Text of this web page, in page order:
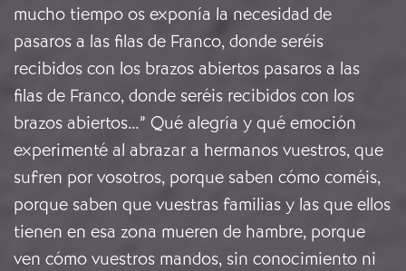
mucho tiempo os exponía la necesidad de
pasaros a las filas de Franco, donde seréis
recibidos con los brazos abiertos pasaros a las
filas de Franco, donde seréis recibidos con los
brazos abiertos…” Qué alegría y qué emoción
experimenté al abrazar a hermanos vuestros, que
sufren por vosotros, porque saben cómo coméis,
porque saben que vuestras familias y las que ellos
tienen en esa zona mueren de hambre, porque
ven cómo vuestros mandos, sin conocimiento ni